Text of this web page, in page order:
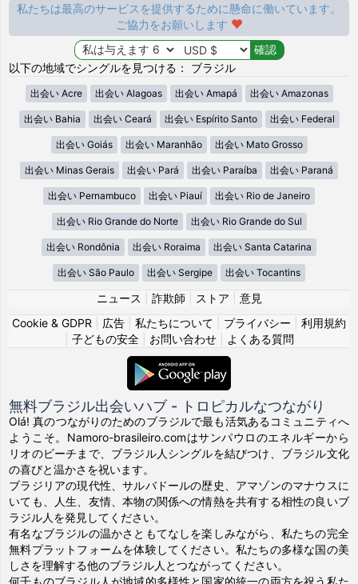
私たちは最高のサービスを提供するために懸命に働いています。
ご協力をお願いします
以下の地域でシングルを見つける： ブラジル
出会い Acre 出会い Alagoas 出会い Amapá 出会い Amazonas
出会い Bahia 出会い Ceará 出会い Espírito Santo 出会い Federal
出会い Goiás 出会い Maranhão 出会い Mato Grosso
出会い Minas Gerais 出会い Pará 出会い Paraíba 出会い Paraná
出会い Pernambuco 出会い Piauí 出会い Rio de Janeiro
出会い Rio Grande do Norte 出会い Rio Grande do Sul
出会い Rondônia 出会い Roraima 出会い Santa Catarina
出会い São Paulo 出会い Sergipe 出会い Tocantins
ニュース 詐欺師 ストア
意見
Cookie & GDPR
広告 私たちについて プライバシー
利用規約
子どもの安全| お問い合わせ| よくある質問
無料ブラジル出会いハブ - トロピカルなつながり
Olá! 真のつながりのためのブラジルで最も活気あるコミュニティへ
ようこそ。Namoro-brasileiro.comはサンパウロのエネルギーから
リオのビーチまで、ブラジル人シングルを結びつけ、ブラジル文化
の喜びと温かさを祝います。
ブラジリアの現代性、サルバドールの歴史、アマゾンのマナウスに
いても、人生、友情、本物の関係への情熱を共有する相性の良いブ
ラジル人を発見してください。
有名なブラジルの温かさともてなしを楽しみながら、私たちの完全
無料プラットフォームを体験してください。私たちの多様な国の美
しさを理解する他のブラジル人とつながってください。
何千ものブラジル人が地域的多様性と国家的統一の両方を祝う私た